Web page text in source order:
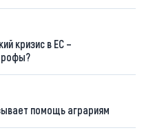
кризис в ЕС –
помощь аграриям